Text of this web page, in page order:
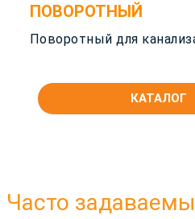
ПОВОРОТНЫЙ
Поворотный для
КАТАЛОГ
Часто